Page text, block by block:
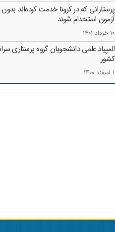
پرستارانی که در کرونا خدمت کرد‌ه‌اند بدون
آزمون استخدام شوند
10 خرداد 1401
المپیاد علمی دانشجویان گروه پرستاری
کشور
1 اسفند 1400